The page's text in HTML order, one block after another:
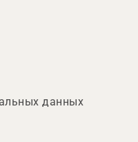
данных